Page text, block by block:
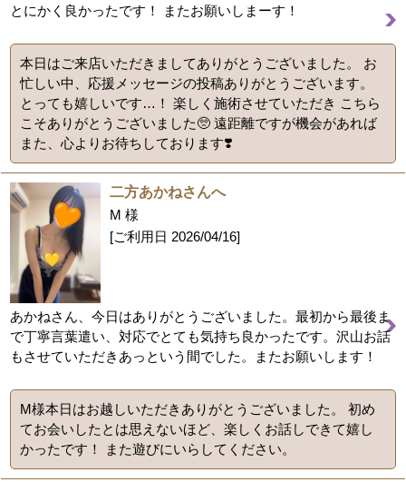
とにかく良かったです！ またお願いしまーす！
本日はご来店いただきましてありがとうございました。 お
忙しい中、応援メッセージの投稿ありがとうございます。
とっても嬉しいです…！ 楽しく施術させていただき こちら
こそありがとうございました🥺 遠距離ですが機会があれば
また、心よりお待ちしております❣️
二方あかねさんへ
M 様
[ご利用日 2026/04/16]
あかねさん、今日はありがとうございました。最初から最後ま
で丁寧言葉遣い、対応でとても気持ち良かったです。沢山お話
もさせていただきあっという間でした。またお願いします！
M様本日はお越しいただきありがとうございました。 初め
てお会いしたとは思えないほど、楽しくお話しできて嬉し
かったです！ また遊びにいらしてください。